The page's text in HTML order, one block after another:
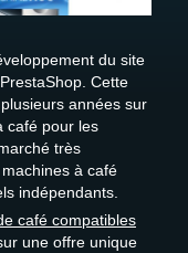
du site
Cette
années sur
café pour les
très
à café
indépendants.
café compatibles
une offre unique